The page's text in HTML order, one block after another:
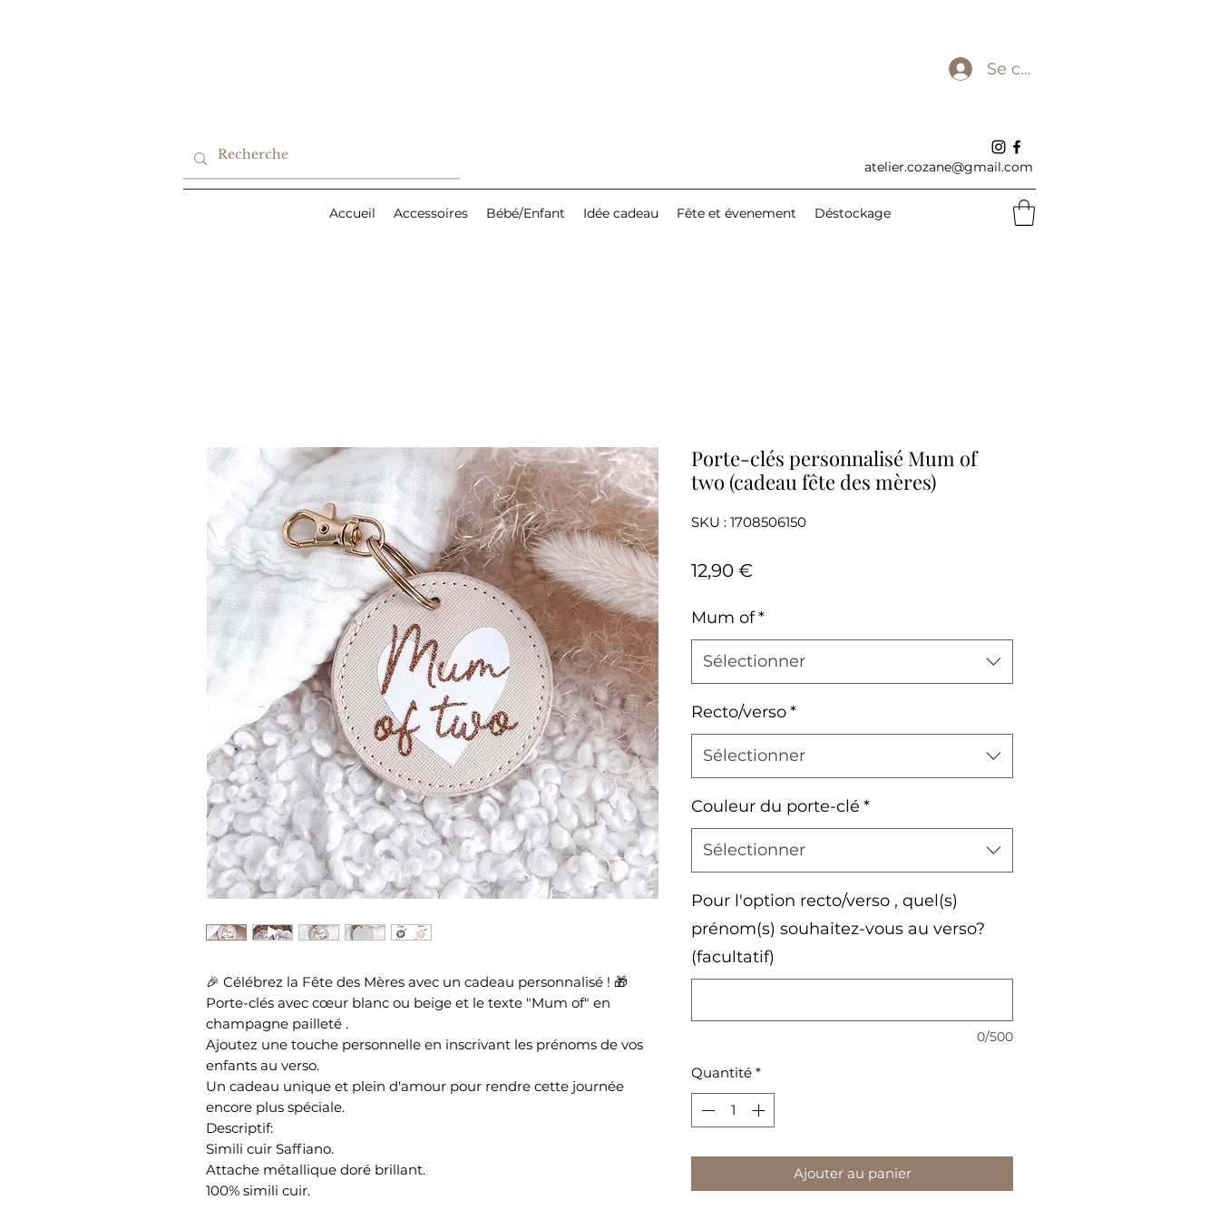
Se connecter
atelier.cozane@gmail.com
Accueil Accessoires Bébé/Enfant Idée cadeau Fête et évenement Déstockage
🎉 Célébrez la Fête des Mères avec un cadeau personnalisé ! 🎁
Porte-clés avec cœur blanc ou beige et le texte "Mum of" en
champagne pailleté .
Ajoutez une touche personnelle en inscrivant les prénoms de vos
enfants au verso.
Un cadeau unique et plein d'amour pour rendre cette journée
encore plus spéciale.
Descriptif:
Simili cuir Saffiano.
Attache métallique doré brillant.
100% simili cuir.
Porte-clés personnalisé Mum of
two (cadeau fête des mères)
SKU : 1708506150
12,90 €
Mum of*
Sélectionner
Recto/verso*
Sélectionner
Couleur du porte-clé *
Sélectionner
Pour l'option recto/verso , quel(s)
prénom(s) souhaitez-vous au verso?
(facultatif)
0/500
Quantité *
Ajouter au panier